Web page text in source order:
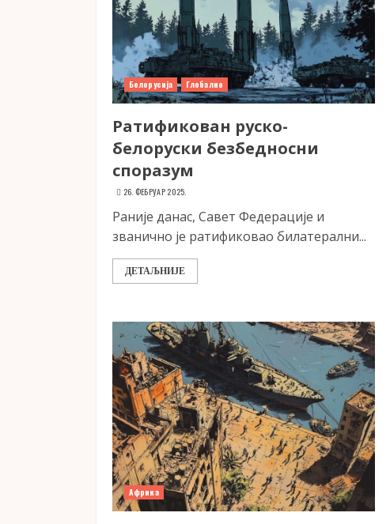
Белорусија Глобално
Ратификован руско-
белоруски безбедносни
споразум
26. ФЕБРУАР 2025.
Раније данас, Савет Федерације и
званично је ратификовао билатерални...
ДЕТАЉНИЈЕ
Африка